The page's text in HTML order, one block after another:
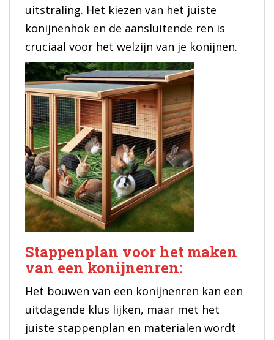
uitstraling. Het kiezen van het juiste
konijnenhok en de aansluitende ren is
cruciaal voor het welzijn van je konijnen.
Stappenplan voor het maken
van een konijnenren:
Het bouwen van een konijnenren kan een
uitdagende klus lijken, maar met het
juiste stappenplan en materialen wordt